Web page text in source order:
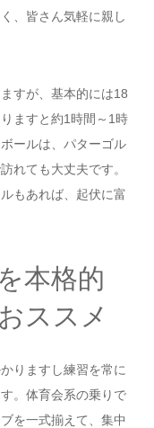
、皆さん気軽に親し
すが、基本的には18
ますと約1時間～1時
ールは、パターゴル
れても大丈夫です。
もあれば、起伏に富
本格的
ススメ
りますし練習を常に
。体育会系の乗りで
を一式揃えて、集中